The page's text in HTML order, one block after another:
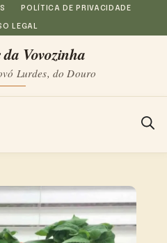
POLÍTICA DE PRIVACIDADE
LEGAL
da Vovozinha
Lurdes, do Douro